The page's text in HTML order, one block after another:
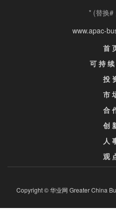
* (替换#
www.apac-
首
可 持
投
市
合
创
人
观
Copyright © 华业网 Greater China